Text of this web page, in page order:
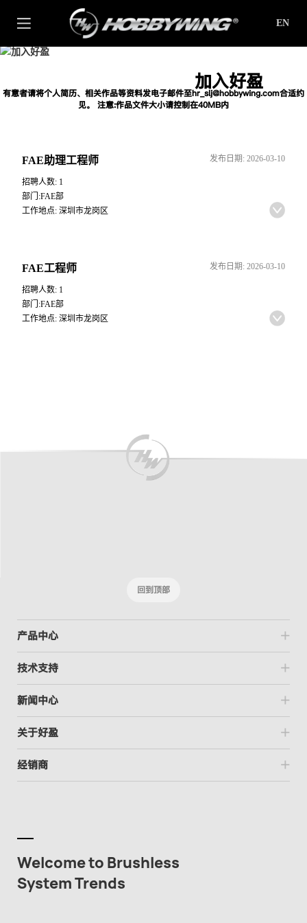
EN
加入好盈
有意者请将个人简历、相关作品等资料发电子邮件至hr_slj@hobbywing.com合适约
见。 注意:作品文件大小请控制在40MB内
FAE助理工程师 发布日期: 2026-03-10
招聘人数: 1
部门:FAE部
工作地点: 深圳市龙岗区
FAE工程师 发布日期: 2026-03-10
招聘人数: 1
部门:FAE部
工作地点: 深圳市龙岗区
回到顶部
产品中心
技术支持
新闻中心
关于好盈
经销商
Welcome to Brushless
System Trends